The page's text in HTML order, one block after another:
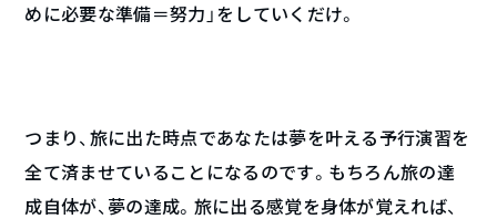
めに必要な準備＝努力」をしていくだけ。
つまり、旅に出た時点であなたは夢を叶える予行演習を
全て済ませていることになるのです。もちろん旅の達
成自体が、夢の達成。旅に出る感覚を身体が覚えれば、